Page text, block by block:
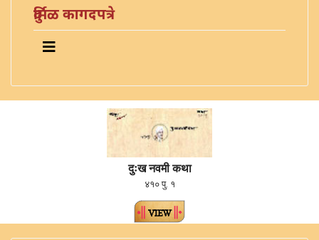
दुर्मिळ कागदपत्रे
दुःख नवमी कथा
४१० पु. १